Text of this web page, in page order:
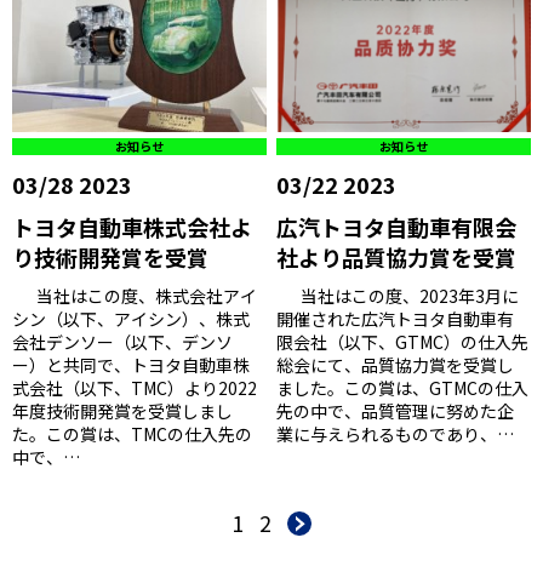
03/28 2023
お知らせ
トヨタ自動車株式会社よ
り技術開発賞を受賞
当社はこの度、株式会社アイ
シン（以下、アイシン）、株式
会社デンソー（以下、デンソ
ー）と共同で、トヨタ自動車株
式会社（以下、TMC）より2022
年度技術開発賞を受賞しまし
た。この賞は、TMCの仕入先の
中で、…
03/22 2023
お知らせ
広汽トヨタ自動車有限会
社より品質協力賞を受賞
当社はこの度、2023年3月に
開催された広汽トヨタ自動車有
限会社（以下、GTMC）の仕入先
総会にて、品質協力賞を受賞し
ました。この賞は、GTMCの仕入
先の中で、品質管理に努めた企
業に与えられるものであり、…
1 2